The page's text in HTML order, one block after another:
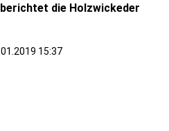
die Holzwickeder
15:37